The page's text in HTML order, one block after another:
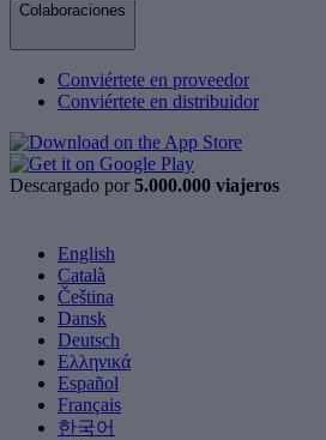
Colaboraciones
Conviértete en proveedor
Conviértete en distribuidor
Descargado por 5.000.000 viajeros
English
Català
Čeština
Dansk
Deutsch
Ελληνικά
Español
Français
한국어